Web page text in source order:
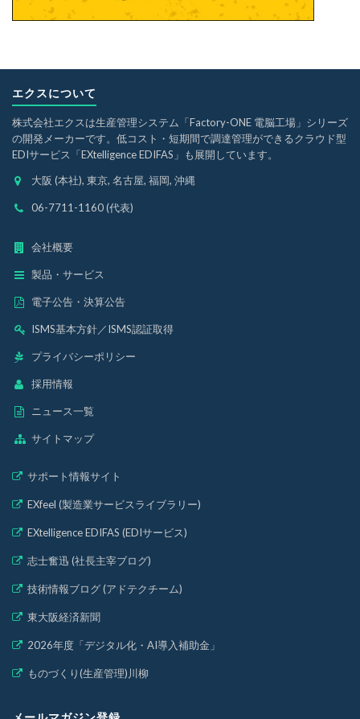
エクスについて
株式会社エクスは生産管理システム「Factory-ONE 電脳工場」シリーズ
の開発メーカーです。低コスト・短期間で調達管理ができるクラウド型
EDIサービス「EXtelligence EDIFAS」も展開しています。
大阪 (本社), 東京, 名古屋, 福岡, 沖縄
06-7711-1160 (代表)
会社概要
製品・サービス
電子公告・決算公告
ISMS基本方針／ISMS認証取得
プライバシーポリシー
採用情報
ニュース一覧
サイトマップ
サポート情報サイト
EXfeel (製造業サービスライブラリー)
EXtelligence EDIFAS (EDIサービス)
志士奮迅 (社長主宰ブログ)
技術情報ブログ (アドテクチーム)
東大阪経済新聞
2026年度「デジタル化・AI導入補助金」
ものづくり(生産管理)川柳